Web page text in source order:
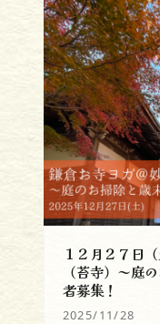
１２月２７日
（苔寺）～庭
者募集！
2025/11/28